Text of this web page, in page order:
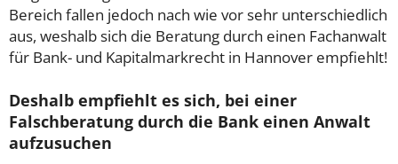
Bereich fallen jedoch nach wie vor sehr unterschiedlich
aus, weshalb sich die Beratung durch einen Fachanwalt
für Bank- und Kapitalmarkrecht in Hannover empfiehlt!
Deshalb empfiehlt es sich, bei einer
Falschberatung durch die Bank einen Anwalt
aufzusuchen